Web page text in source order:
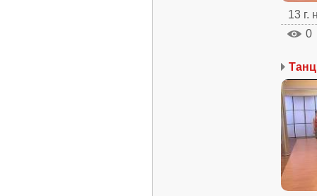
13 г.
0